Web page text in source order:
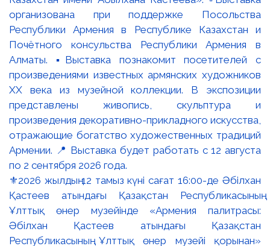
⚜️2026 жылдың 12 тамыз күні сағат 16:00-де Әбілхан
Қастеев атындағы Қазақстан Республикасының
Ұлттық өнер музейінде «Армения палитрасы:
Әбілхан Қастеев атындағы Қазақстан
Республикасының Ұлттық өнер музейі қорынан»